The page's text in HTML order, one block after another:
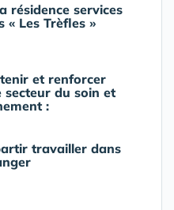
résidence services
« Les Trèfles »
et renforcer
secteur du soin et
:
travailler dans